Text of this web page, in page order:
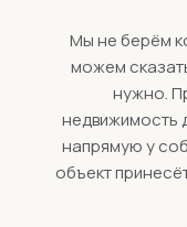
Мы не берём
можем
нужно.
недвижимость
напрямую у
объект